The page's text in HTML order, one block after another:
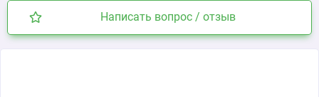
Написать вопрос / отзыв